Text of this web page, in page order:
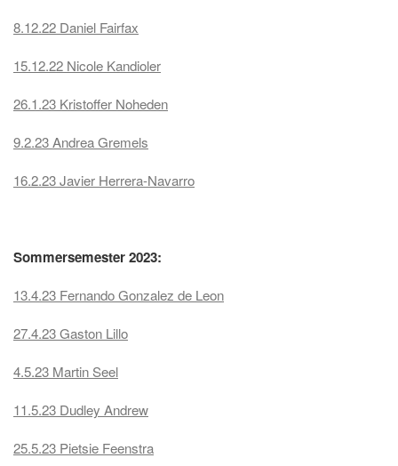
8.12.22 Daniel Fairfax
15.12.22 Nicole Kandioler
26.1.23 Kristoffer Noheden
9.2.23 Andrea Gremels
16.2.23 Javier Herrera-Navarro
Sommersemester 2023:
13.4.23 Fernando Gonzalez de Leon
27.4.23 Gaston Lillo
4.5.23 Martin Seel
11.5.23 Dudley Andrew
25.5.23 Pietsie Feenstra